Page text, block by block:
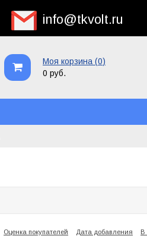
info@tkvolt.ru
Моя корзина (0)
0 руб.
Оценка покупателей Дата добавления В